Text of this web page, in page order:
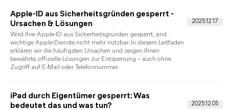
iCloud entfernen ohne Passwort: 4 einfache
Tipps
Sie möchten iCloud ohne Passwort entfernen? Keine Sorge,
finden Sie effektive Methoden zum Löschen von iCloud ohne